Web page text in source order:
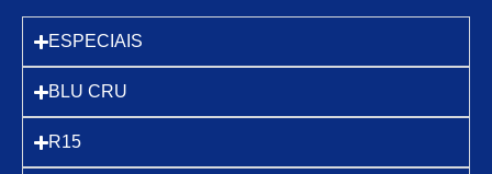
ESPECIAIS
BLU CRU
R15